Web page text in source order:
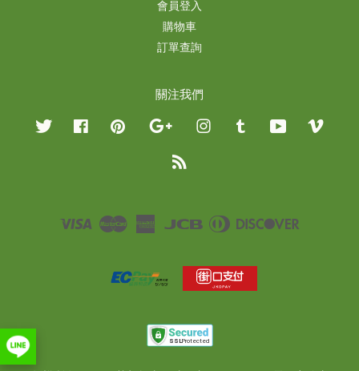
會員登入
購物車
訂單查詢
關注我們
Twitter Facebook Pinterest Google InstagramTumblr YouTube
Visa Master
American
JCB
Diners